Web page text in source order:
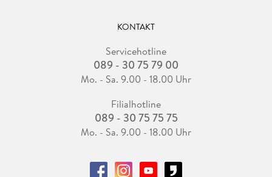
KONTAKT
Servicehotline
089 - 30 75 79 00
Mo. - Sa. 9.00 - 18.00 Uhr
Filialhotline
089 - 30 75 75 75
Mo. - Sa. 9.00 - 18.00 Uhr